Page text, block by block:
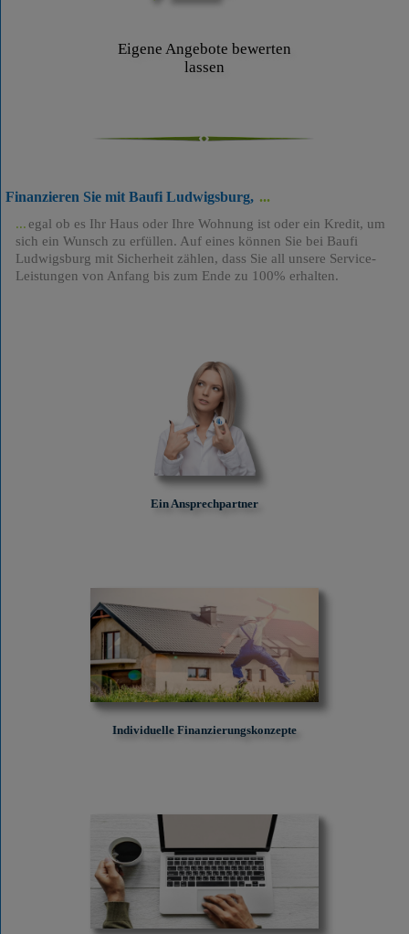
Eigene Angebote bewerten
lassen
Finanzieren Sie mit Baufi Ludwigsburg,
egal ob es Ihr Haus oder Ihre Wohnung ist oder ein Kredit, um
sich ein Wunsch zu erfüllen. Auf eines können Sie bei Baufi
Ludwigsburg mit Sicherheit zählen, dass Sie all unsere Service-
Leistungen von Anfang bis zum Ende zu 100% erhalten.
Ein Ansprechpartner
Individuelle Finanzierungskonzepte